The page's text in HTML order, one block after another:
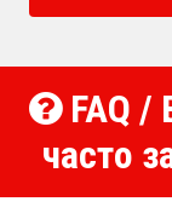
FAQ /
часто